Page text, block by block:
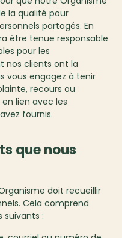
la qualité pour
partagés. En
être tenue responsable
pour les
nos clients ont la
vous engagez à tenir
recours ou
lien avec les
fournis.
que nous
doit recueillir
Cela comprend
: